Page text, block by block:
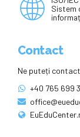
Sistem
Contact
Ne puteți
+40 765 699